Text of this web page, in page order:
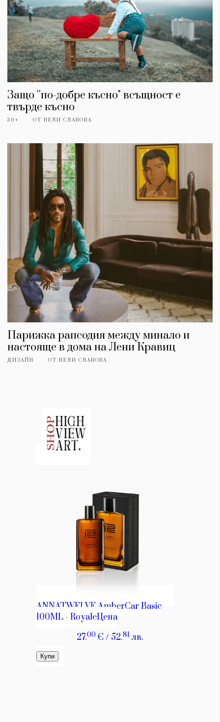
Защо ''по-добре късно" всъщност е
твърде късно
30+ ОТ НЕЛИ СЛАВОВА
Парижка рапсодия между минало и
настояще в дома на Лени Кравиц
ДИЗАЙН ОТ НЕЛИ СЛАВОВА